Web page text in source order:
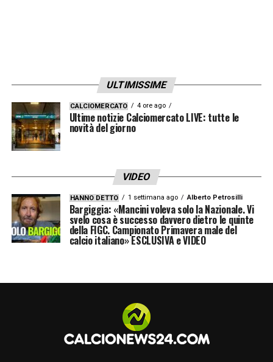
ULTIMISSIME
CALCIOMERCATO 4 ore ago
Ultime notizie Calciomercato LIVE: tutte le
novità del giorno
VIDEO
HANNO DETTO 1 settimana ago Alberto Petrosilli
Bargiggia: «Mancini voleva solo la Nazionale. Vi
svelo cosa è successo davvero dietro le quinte
della FIGC. Campionato Primavera male del
calcio italiano» ESCLUSIVA e VIDEO